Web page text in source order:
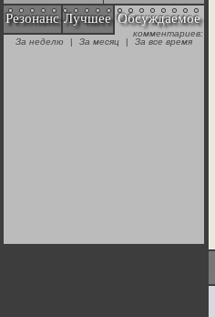
"Аркадий Коц" на
эгалите-фесте "Не
Резонанс Лучшее Обсуждаемое
комментариев:
За неделю
| За месяц | За все время